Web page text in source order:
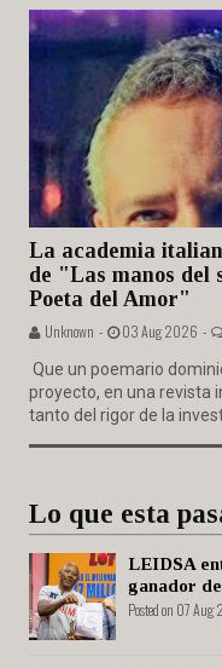
La academia
de "Las manos del
Poeta del Amor"
Unknown - 03 Aug 2026 -
Que un poemario
proyecto, en una revista
tanto del rigor de la
Lo que esta
LEIDSA
ganador
Posted on 07